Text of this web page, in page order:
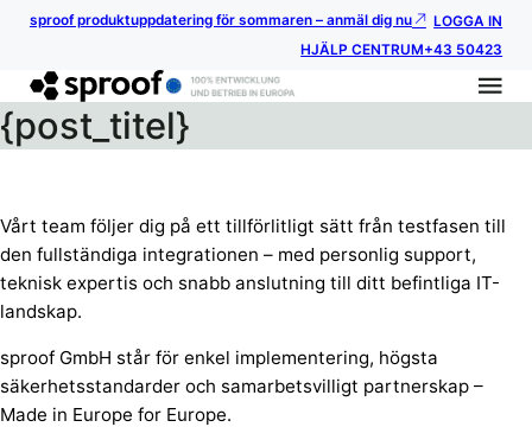
sproof produktuppdatering för sommaren – anmäl dig nu
LOGGA IN
HJÄLP CENTRUM+43 50423
{post_titel}
Vårt team följer dig på ett tillförlitligt sätt från testfasen till
den fullständiga integrationen – med personlig support,
teknisk expertis och snabb anslutning till ditt befintliga IT-
landskap.
sproof GmbH står för enkel implementering, högsta
säkerhetsstandarder och samarbetsvilligt partnerskap –
Made in Europe for Europe.